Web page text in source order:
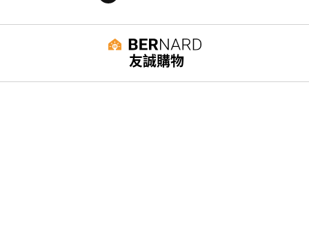
友誠購物